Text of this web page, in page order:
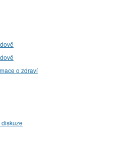
o zdraví